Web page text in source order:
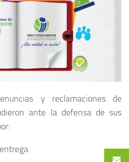
y reclamaciones de
ante la defensa de sus